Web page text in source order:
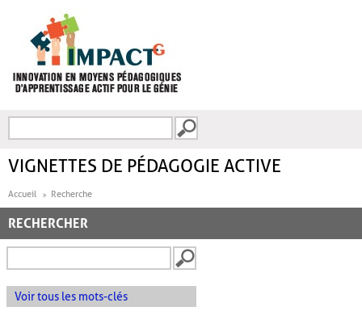
FORMULAIRE DE
VIGNETTES DE PÉDAGOGIE ACTIVE
Accueil Recherche
RECHERCHER
Voir tous les mots-clés